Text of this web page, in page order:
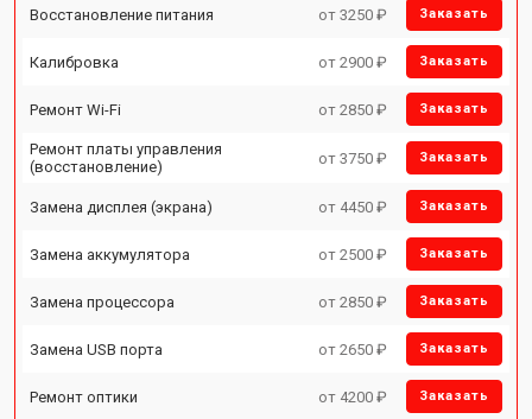
Восстановление питания от 3250 ₽ Заказать
Калибровка от 2900 ₽ Заказать
Ремонт Wi-Fi от 2850 ₽ Заказать
Ремонт платы управления
(восстановление)
от 3750 ₽ Заказать
Замена дисплея (экрана) от 4450 ₽ Заказать
Замена аккумулятора от 2500 ₽ Заказать
Замена процессора от 2850 ₽ Заказать
Замена USB порта от 2650 ₽ Заказать
Ремонт оптики от 4200 ₽ Заказать